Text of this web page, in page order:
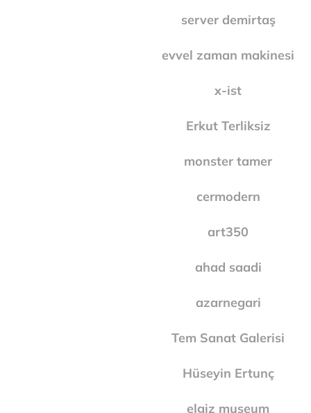
server demirtaş
evvel zaman makinesi
x-ist
Erkut Terliksiz
monster tamer
cermodern
art350
ahad saadi
azarnegari
Tem Sanat Galerisi
Hüseyin Ertunç
elgiz museum